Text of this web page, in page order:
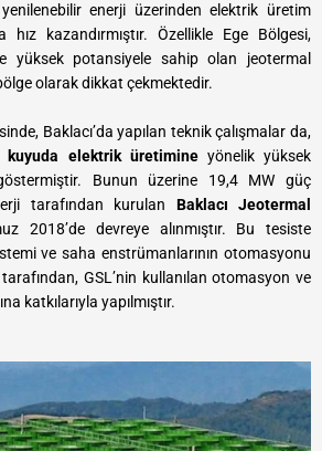
enerji üzerinden elektrik üretim
hız kazandırmıştır. Özellikle Ege Bölgesi,
yüksek potansiyele sahip olan jeotermal
olarak dikkat çekmektedir.
Baklacı’da yapılan teknik çalışmalar da,
elektrik üretimineyönelik yüksek
Bunun üzerine 19,4 MW güç
tarafından kurulan Baklacı Jeotermal
2018’de devreye alınmıştır. Bu tesiste
ve saha enstrümanlarının otomasyonu
GSL’nin kullanılan otomasyon ve
katkılarıyla yapılmıştır.